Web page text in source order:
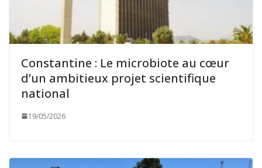
Constantine : Le microbiote au cœur
d’un ambitieux projet scientifique
national
19/05/2026